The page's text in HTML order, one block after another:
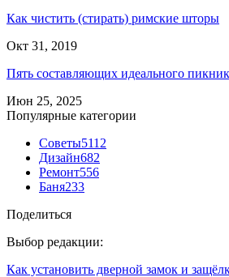
Как чистить (стирать) римские шторы
Окт 31, 2019
Пять составляющих идеального
Июн 25, 2025
Популярные категории
Советы5112
Дизайн682
Ремонт556
Баня233
Поделиться
Выбор редакции:
Как установить дверной замок и